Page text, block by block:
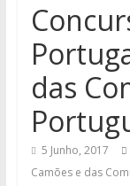
das
5 Junho, 2017
Camões e das